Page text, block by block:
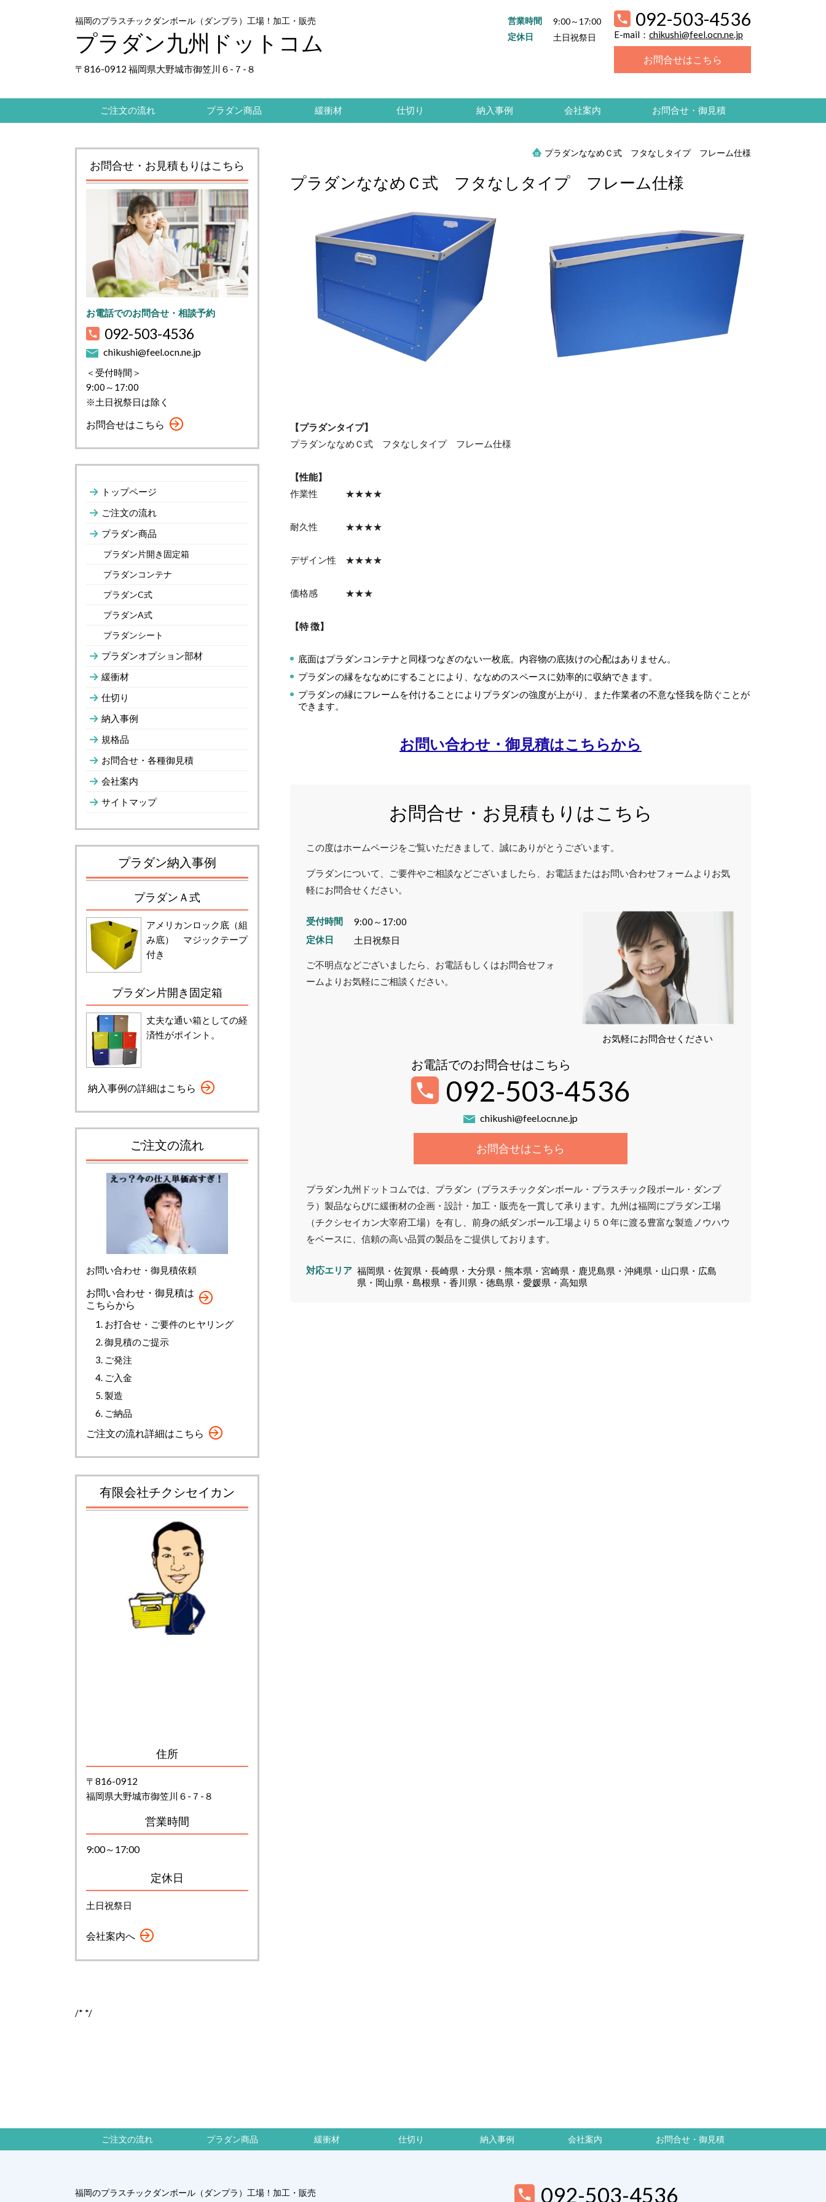
福岡のプラスチックダンボール（ダンプラ）工場！加工・販売
プラダン九州ドットコム
〒816-0912 福岡県大野城市御笠川６-７-８
営業時間
9:00～17:00
定休日
土日祝祭日
092-503-4536
E-mail： chikushi@feel.ocn.ne.jp
お問合せはこちら
ご注文の流れ プラダン商品 緩衝材 仕切り 納入事例 会社案内 お問合せ・御見積
プラダンななめＣ式 フタなしタイプ フレーム仕様
プラダンななめＣ式 フタなしタイプ フレーム仕様
【プラダンタイプ】
プラダンななめＣ式 フタなしタイプ フレーム仕様
【性能】
作業性 ★★★★
耐久性 ★★★★
デザイン性 ★★★★
価格感 ★★★
【特 徴】
底面はプラダンコンテナと同様つなぎのない一枚底。内容物の底抜けの心配はありません。
プラダンの縁をななめにすることにより、ななめのスペースに効率的に収納できます。
プラダンの縁にフレームを付けることによりプラダンの強度が上がり、また作業者の不意な怪我を防ぐことが
できます。
お問い合わせ・御見積はこちらから
お問合せ・お見積もりはこちら
この度はホームページをご覧いただきまして、誠にありがとうございます。
プラダンについて、ご要件やご相談などございましたら、お電話またはお問い合わせフォームよりお気
軽にお問合せください。
お気軽にお問合せください
受付時間
9:00～17:00
定休日
土日祝祭日
ご不明点などございましたら、お電話もしくはお問合せフォ
ームよりお気軽にご相談ください。
お電話でのお問合せはこちら
092-503-4536
chikushi@feel.ocn.ne.jp
お問合せはこちら
プラダン九州ドットコムでは、プラダン（プラスチックダンボール・プラスチック段ボール・ダンプ
ラ）製品ならびに緩衝材の企画・設計・加工・販売を一貫して承ります。九州は福岡にプラダン工場
（チクシセイカン大宰府工場）を有し、前身の紙ダンボール工場より５０年に渡る豊富な製造ノウハウ
をベースに、信頼の高い品質の製品をご提供しております。
対応エリア 福岡県・佐賀県・長崎県・大分県・熊本県・宮崎県・鹿児島県・沖縄県・山口県・広島
県・岡山県・島根県・香川県・徳島県・愛媛県・高知県
お問合せ・お見積もりはこちら
お電話でのお問合せ・相談予約
092-503-4536
chikushi@feel.ocn.ne.jp
＜受付時間＞
9:00～17:00
※土日祝祭日は除く
お問合せはこちら
トップページ
ご注文の流れ
プラダン商品
プラダン片開き固定箱
プラダンコンテナ
プラダンC式
プラダンA式
プラダンシート
プラダンオプション部材
緩衝材
仕切り
納入事例
規格品
お問合せ・各種御見積
会社案内
サイトマップ
プラダン納入事例
プラダンＡ式
アメリカンロック底（組
み底） マジックテープ
付き
プラダン片開き固定箱
丈夫な通い箱としての経
済性がポイント。
納入事例の詳細はこちら
ご注文の流れ
お問い合わせ・御見積依頼
お問い合わせ・御見積は
こちらから
お打合せ・ご要件のヒヤリング
御見積のご提示
ご発注
ご入金
製造
ご納品
ご注文の流れ詳細はこちら
有限会社チクシセイカン
住所
〒816-0912
福岡県大野城市御笠川６-７-８
営業時間
9:00～17:00
定休日
土日祝祭日
会社案内へ
/* */
ご注文の流れ プラダン商品 緩衝材 仕切り 納入事例 会社案内 お問合せ・御見積
福岡のプラスチックダンボール（ダンプラ）工場！加工・販売 092-503-4536